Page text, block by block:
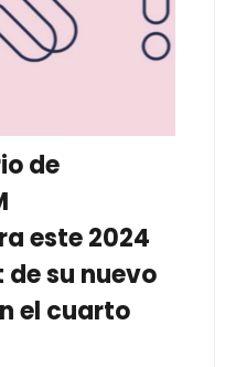
de
este 2024
de su nuevo
el cuarto